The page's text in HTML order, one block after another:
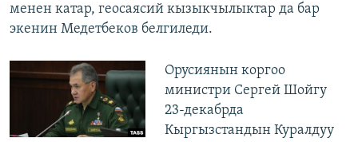
менен катар, геосаясий кызыкчылыктар да бар
экенин Медетбеков белгиледи.
Орусиянын коргоо
министри Сергей Шойгу
23-декабрда
Кыргызстандын Куралдуу